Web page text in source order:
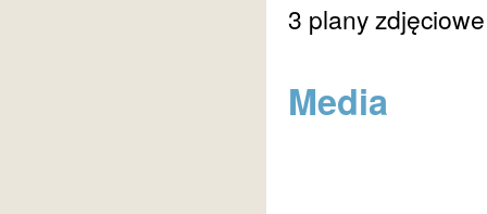
3 plany
Media